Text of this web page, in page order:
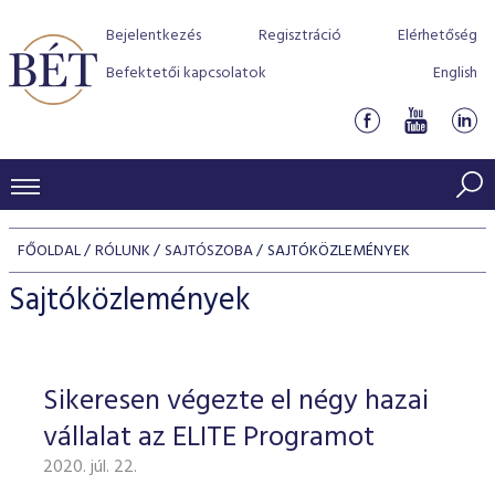
Bejelentkezés Regisztráció
Elérhetőség
Befektetői kapcsolatok
English
KERESKEDÉSI ADATOK
INDEXEK
Jelzáloglevél indexek
Vállalati kötvény indexek
Azonnali Piac
Részvények
Származékos piac
BEFEKTETŐK
Részvény szekció
Hitelpapír szekció
BÉT szabályzatok
Befektetővédelem
Alkalmazott díjstruktúra
Elszámolás
Részvény és vállalati kötvény tőzsdei bevezetését
program
BÉT Xtend - Részvénypiac egyszerűen
TŐZSDETAGOK
Tőzsdetagok, üzletkötők
VENDOROK
FŐOLDAL RÓLUNK SAJTÓSZOBA SAJTÓKÖZLEMÉNYEK
Sajtóközlemények
Sikeresen végezte el négy hazai
vállalat az ELITE Programot
2020. júl. 22.